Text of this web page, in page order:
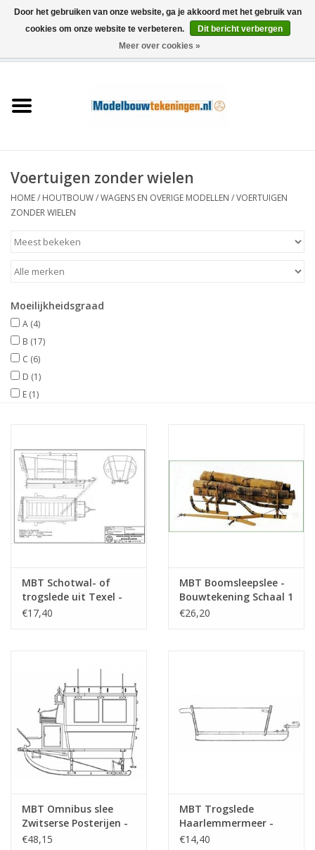
Schepen
Houtbouw
Machines
Documentatie
Tijdschriften
Nieuwe tekeningen
ABONNEMENT DE
MODELBOUWER
Bouwbeschrijvingen
Voertuigen zonder wielen
HOME/ HOUTBOUW/WAGENS EN OVERIGE MODELLEN /VOERTUIGEN
ZONDER WIELEN
Moeilijkheidsgraad
A (4)
B (17)
C (6)
D (1)
E (1)
MBT Schotwal- of
trogslede uit Texel -
Bouwtekening Schaal 1
€17,40
MBT Boomsleepslee -
Bouwtekening Schaal 1
: 8 (40.36.012)
€26,20
MBT Omnibus slee
Zwitserse Posterijen -
Bouwtekening Schaal 1
€48,15
MBT Trogslede
Haarlemmermeer -
Bouwtekening Schaal 1
€14,40
Door het gebruiken van onze website, ga je akkoord met het gebruik van
cookies om onze website te verbeteren.
Dit bericht verbergen
Meer over cookies »